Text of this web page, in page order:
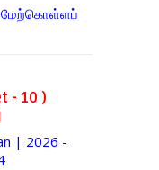
மேற்​கொள்​ளப்​
- 10 )
| 2026 -